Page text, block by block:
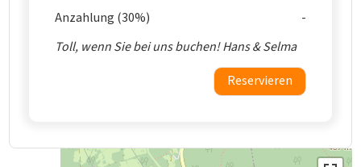
Anzahlung (30%)
Toll, wenn Sie bei uns buchen! Hans & Selma
Reservieren